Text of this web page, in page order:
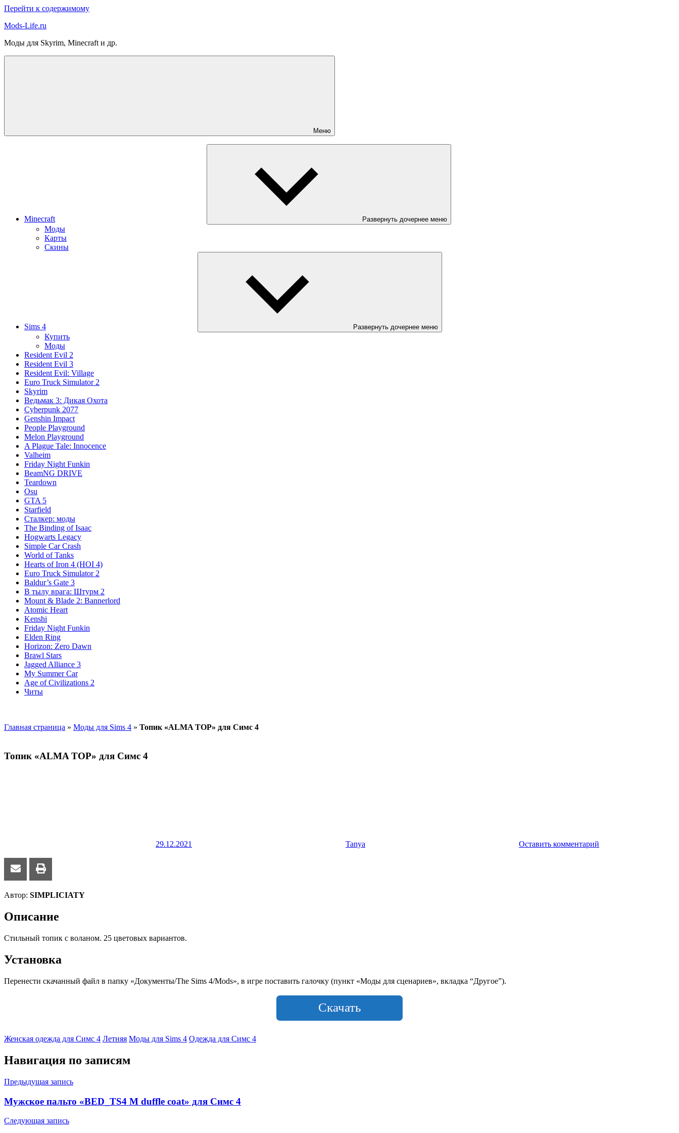
Перейти к содержимому
Mods-Life.ru
Моды для Skyrim, Minecraft и др.
Меню
Minecraft Развернуть дочернее меню
Моды
Карты
Скины
Sims 4 Развернуть дочернее меню
Купить
Моды
Resident Evil 2
Resident Evil 3
Resident Evil: Village
Euro Truck Simulator 2
Skyrim
Ведьмак 3: Дикая Охота
Cyberpunk 2077
Genshin Impact
People Playground
Melon Playground
A Plague Tale: Innocence
Valheim
Friday Night Funkin
BeamNG DRIVE
Teardown
Osu
GTA 5
Starfield
Сталкер: моды
The Binding of Isaac
Hogwarts Legacy
Simple Car Crash
World of Tanks
Hearts of Iron 4 (HOI 4)
Euro Truck Simulator 2
Baldur’s Gate 3
В тылу врага: Штурм 2
Mount & Blade 2: Bannerlord
Atomic Heart
Kenshi
Friday Night Funkin
Elden Ring
Horizon: Zero Dawn
Brawl Stars
Jagged Alliance 3
My Summer Car
Age of Civilizations 2
Читы
Главная страница » Моды для Sims 4 » Топик «ALMA TOP» для Симс 4
Топик «ALMA TOP» для Симс 4
29.12.2021 Tanya Оставить комментарий
Автор: SIMPLICIATY
Описание
Стильный топик с воланом. 25 цветовых вариантов.
Установка
Перенести скачанный файл в папку «Документы/The Sims 4/Mods», в игре поставить галочку (пункт «Моды для сценариев», вкладка “Другое”).
Скачать
Женская одежда для Симс 4 Летняя Моды для Sims 4 Одежда для Симс 4
Навигация по записям
Предыдущая запись
Мужское пальто «BED_TS4 M duffle coat» для Симс 4
Следующая запись